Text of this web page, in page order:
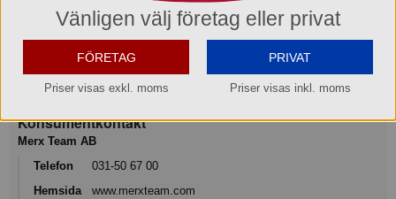
Varumärke
Exxent
Konsumentkontakt
Merx Team AB
Telefon
031-50 67 00
Hemsida
www.merxteam.com
Vänligen välj företag eller privat
FÖRETAG
Priser visas exkl. moms
PRIVAT
Priser visas inkl. moms